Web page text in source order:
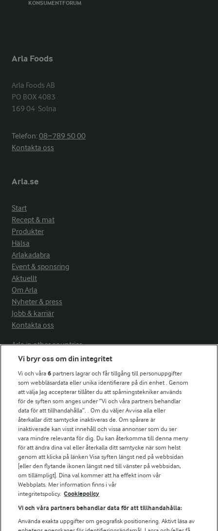
KONSUMENTFORUM
Arla Foods
Arla Foods AB
PO BOX 4083
169 04  Solna
Telefon:08−789 50 00
Kontakta oss
Arla.se
Start
Recept & mat
Produkter
Hälsa
Arlakadabra
Event & sponsring
Aktuellt
Om Arla
Nyheter & press
Jobb & karriär
Kontakta oss
Arla in other countries
Fler Arlasajter
För ägare
Arlas kundportal
Arla.com
Falbygdens Ost
Arla webbshop
Bildbank
Följ oss
Vi bryr oss om din integritet
Vi och våra6 partners lagrar och får tillgång till personuppgifter
som webbläsardata eller unika identifierare på din enhet . Genom
att välja Jag accepterar tillåter du att spårningstekniker används
för de syften som anges under ”Vi och våra partners behandlar
data för att tillhandahålla”. . Om du väljer Avvisa alla eller
återkallar ditt samtycke inaktiveras de. Om spårare är
inaktiverade kan visst innehåll och vissa annonser som du ser
vara mindre relevanta för dig. Du kan återkomma till denna meny
för att ändra dina val eller återkalla ditt samtycke när som helst
genom att klicka på länken Visa syften längst ned på webbsidan
[eller den flytande ikonen längst ned till vänster på webbsidan,
om tillämpligt]. Dina val kommer att ha effekt inom vår
Webbplats. Mer information finns i vår
integritetspolicy. Cookiepolicy
Vi och våra partners behandlar data för att tillhandahålla:
Använda exakta uppgifter om geografisk positionering. Aktivt läsa av